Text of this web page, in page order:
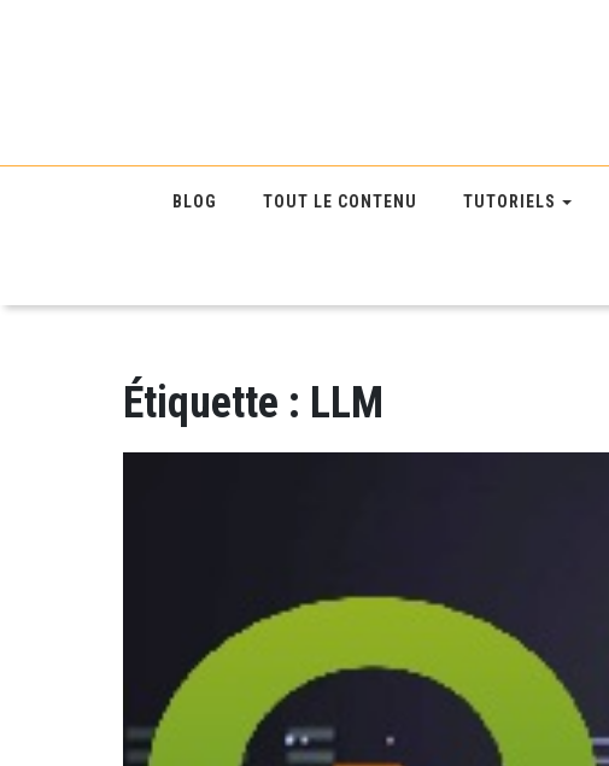
BLOG TOUT LE CONTENU TUTORIELS
Étiquette : LLM